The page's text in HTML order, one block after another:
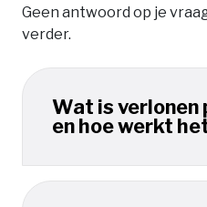
Geen antwoord op je
verder.
Wat is verlonen
en hoe werkt